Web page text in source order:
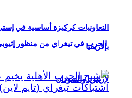
الحرب في تيغراي من منظور
لإريتريا والسودان
التعاونيات كركيزة أساسية في
بإفريقيا